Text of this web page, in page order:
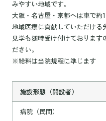
みやすい地域です。
大阪・名古屋・京都へは車で約
地域医療に貢献していただける
見学も随時受け付けております
ださい。
※給料は当院規程に準じます
施設形態（開設者）
病院（民間）